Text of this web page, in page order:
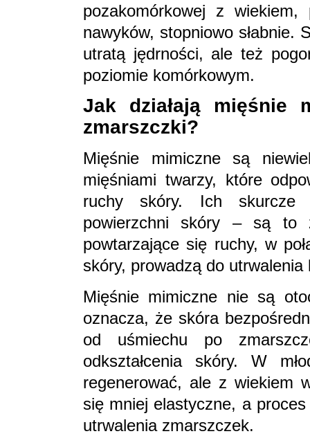
pozakomórkowej z wiekiem,
nawyków, stopniowo słabnie.
utratą jędrności, ale też
poziomie komórkowym.
Jak działają mięśnie
zmarszczki?
Mięśnie mimiczne są
mięśniami twarzy, które
ruchy skóry. Ich skurcze
powierzchni skóry – są to
powtarzające się ruchy, w
skóry, prowadzą do utrwalenia
Mięśnie mimiczne nie są
oznacza, że skóra
od uśmiechu po
odkształcenia skóry. W
regenerować, ale z wiekiem
się mniej elastyczne, a
utrwalenia zmarszczek.